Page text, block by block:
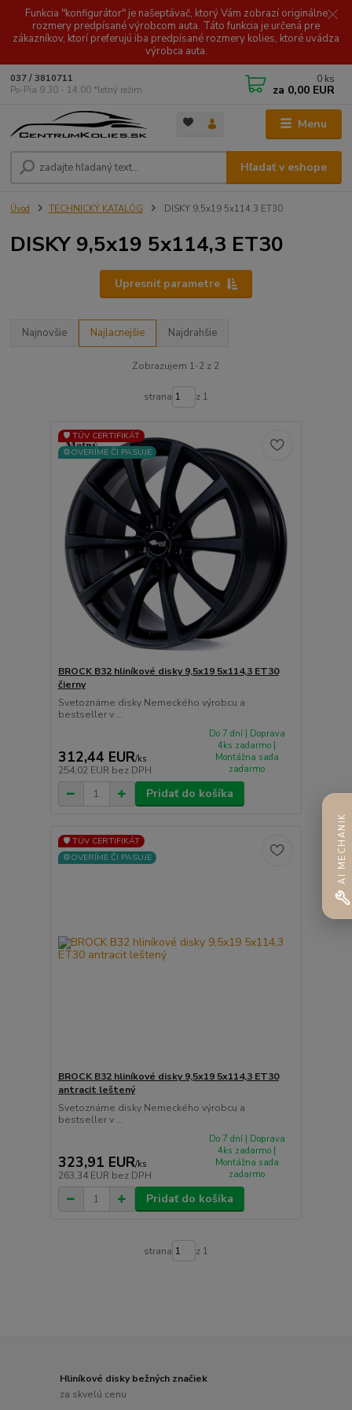
Funkcia "konfigurátor" je našeptávač, ktorý Vám zobrazí originálne
rozmery predpísané výrobcom auta. Táto funkcia je určená pre
zákazníkov, ktorí preferujú iba predpísané rozmery kolies, ktoré uvádza
výrobca auta.
Menu
Hľadať v eshope
037 / 3810711
Po-Pia 9.30 - 14.00 *letný režim
0 ks
za 0,00 EUR
Úvod TECHNICKÝ KATALÓG DISKY 9,5x19 5x114,3 ET30
DISKY 9,5x19 5x114,3 ET30
Upresniť parametre
Najnovšie Najlacnejšie Najdrahšie
Zobrazujem 1-2 z 2
strana z 1
🛡️ TÜV CERTIFIKÁT
⚙️OVERÍME ČI PASUJE
BROCK B32 hliníkové disky 9,5x19 5x114,3 ET30
čierny
Svetoznáme disky Nemeckého výrobcu a
bestseller v ...
312,44 EUR/ks
254,02 EUR bez DPH
Do 7 dní | Doprava
4ks zadarmo |
Montážna sada
zadarmo
Pridať do košíka
🛡️ TÜV CERTIFIKÁT
⚙️OVERÍME ČI PASUJE
BROCK B32 hliníkové disky 9,5x19 5x114,3 ET30
antracit leštený
Svetoznáme disky Nemeckého výrobcu a
bestseller v ...
323,91 EUR/ks
263,34 EUR bez DPH
Do 7 dní | Doprava
4ks zadarmo |
Montážna sada
zadarmo
Pridať do košíka
strana z 1
Hliníkové disky bežných značiek
za skvelú cenu
AI MECHANIK